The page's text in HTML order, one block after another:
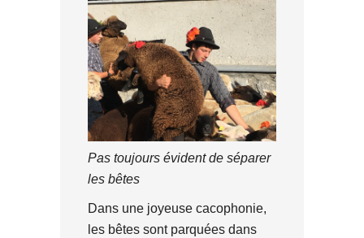
Pas toujours évident de séparer
les bêtes
Dans une joyeuse cacophonie,
les bêtes sont parquées dans